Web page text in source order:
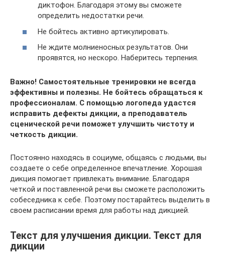
диктофон. Благодаря этому вы сможете
определить недостатки речи.
Не бойтесь активно артикулировать.
Не ждите молниеносных результатов. Они
проявятся, но нескоро. Наберитесь терпения.
Важно! Самостоятельные тренировки не всегда
эффективны и полезны. Не бойтесь обращаться к
профессионалам. С помощью логопеда удастся
исправить дефекты дикции, а преподаватель
сценической речи поможет улучшить чистоту и
четкость дикции.
Постоянно находясь в социуме, общаясь с людьми, вы
создаете о себе определенное впечатление. Хорошая
дикция помогает привлекать внимание. Благодаря
четкой и поставленной речи вы сможете расположить
собеседника к себе. Поэтому постарайтесь выделить в
своем расписании время для работы над дикцией.
Текст для улучшения дикции. Текст для
дикции